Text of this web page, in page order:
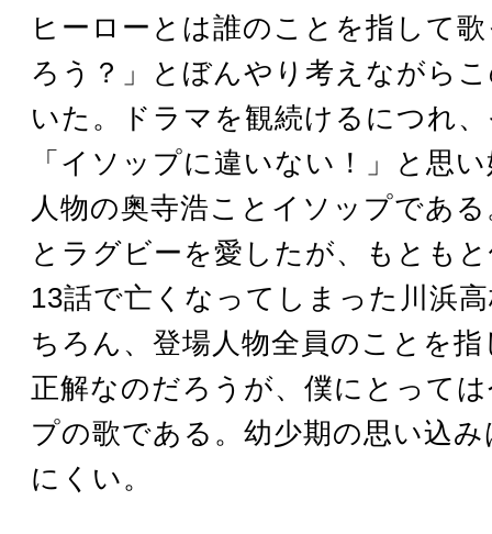
ヒーローとは誰のことを指して
ろう？」とぼんやり考えながら
いた。ドラマを観続けるにつれ
「イソップに違いない！」と思
人物の奥寺浩ことイソップであ
とラグビーを愛したが、もとも
13話で亡くなってしまった川浜
ちろん、登場人物全員のことを
正解なのだろうが、僕にとって
プの歌である。幼少期の思い込
にくい。